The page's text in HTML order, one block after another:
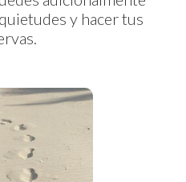
y hacer tus